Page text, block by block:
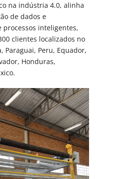
na indústria 4.0, alinha
de dados e
processos inteligentes,
clientes localizados no
Paraguai, Peru, Equador,
Honduras,